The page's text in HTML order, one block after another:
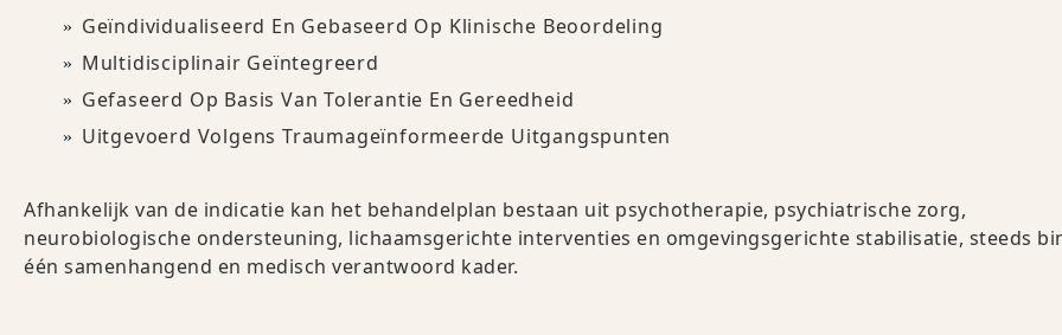
Geïndividualiseerd En Gebaseerd Op Klinische Beoordeling
Multidisciplinair Geïntegreerd
Gefaseerd Op Basis Van Tolerantie En Gereedheid
Uitgevoerd Volgens Traumageïnformeerde Uitgangspunten
Afhankelijk van de indicatie kan het behandelplan bestaan uit psychotherapie, psychiatrische zorg,
neurobiologische ondersteuning, lichaamsgerichte interventies en omgevingsgerichte stabilisatie, steeds
één samenhangend en medisch verantwoord kader.